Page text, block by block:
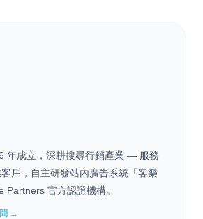
年成立，深耕搜尋行銷產業 — 服務
戶，自主研發站內廣告系統「客樂
Partners 官方認證機構。
→